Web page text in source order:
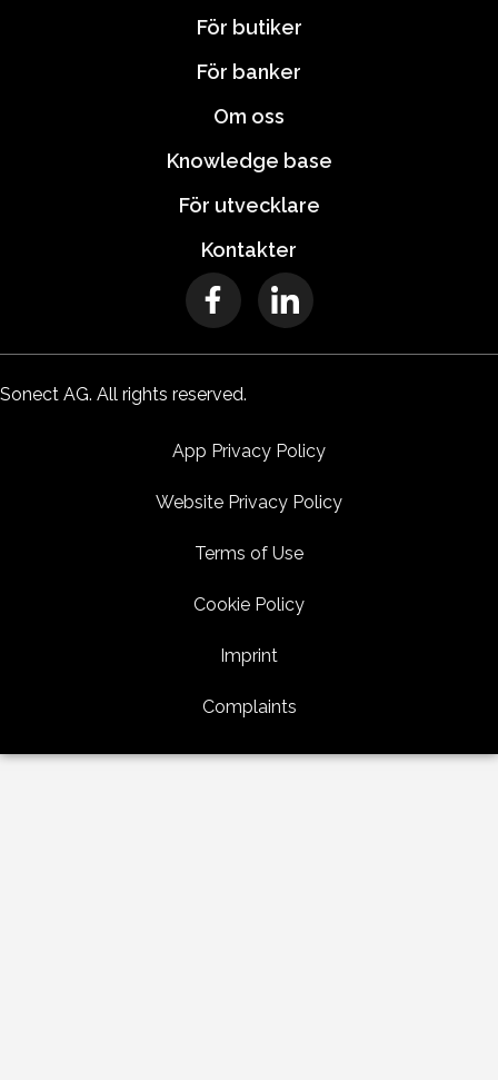
För butiker
För banker
Om oss
Knowledge base
För utvecklare
Kontakter
Sonect AG. All rights reserved.
App Privacy Policy
Website Privacy Policy
Terms of Use
Cookie Policy
Imprint
Complaints